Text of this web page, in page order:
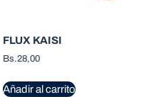
FLUX KAISI
Bs.28,00
Añadir al carrito